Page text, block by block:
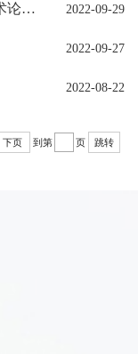
知 2022-09-29
2022-09-27
2022-08-22
下页 到第 页 跳转